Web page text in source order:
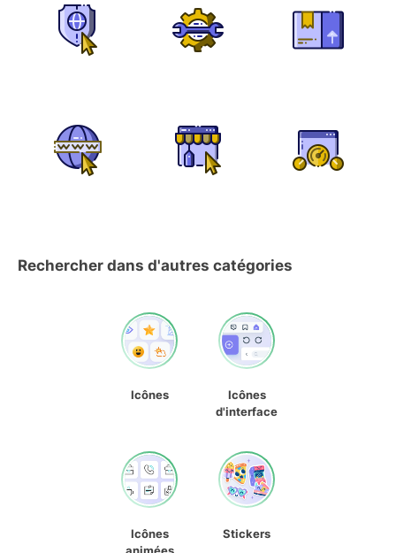
Rechercher dans d'autres catégories
Icônes
Icônes
d'interface
Icônes
Stickers